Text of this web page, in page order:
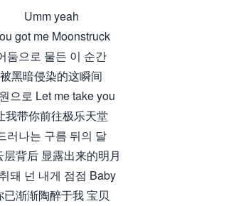
Umm yeah
got me Moonstruck
둠으로 물든 이 순간
被黑暗侵染的这瞬间
으로 Let me take you
我带你前往极乐天堂
러나는 구름 뒤의 달
层背后 显露出来的明月
돼 넌 내게 점점 Baby
已渐渐陶醉于我 宝贝